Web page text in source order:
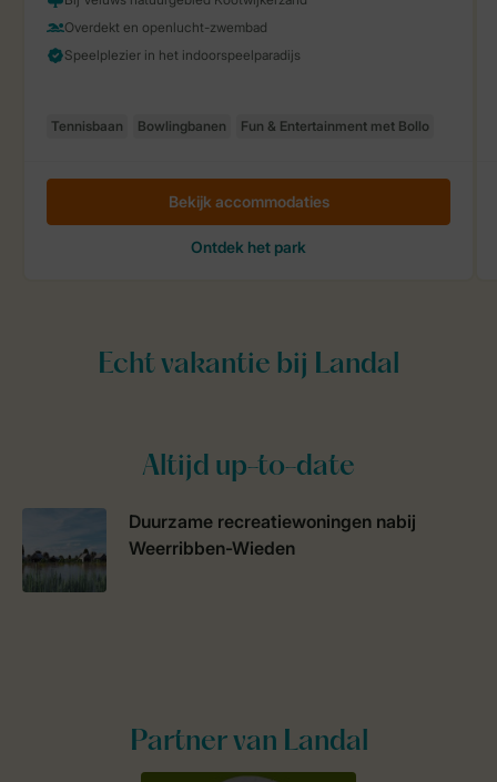
Altijd up-to-date
Duurzame recreatiewoningen nabij
Weerribben-Wieden
Partner van Landal